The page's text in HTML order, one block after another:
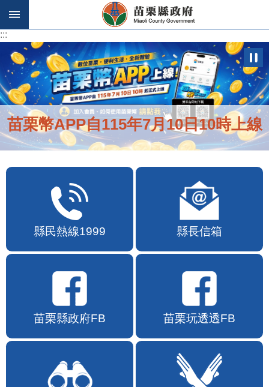
跳到主要內容區塊
:::
苗栗幣APP自115年7月10日10時上線
縣民熱線1999 縣長信箱
苗栗縣政府FB 苗栗玩透透FB